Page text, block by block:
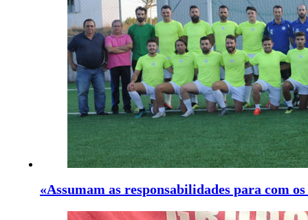
«Assumam as responsabilidades para com